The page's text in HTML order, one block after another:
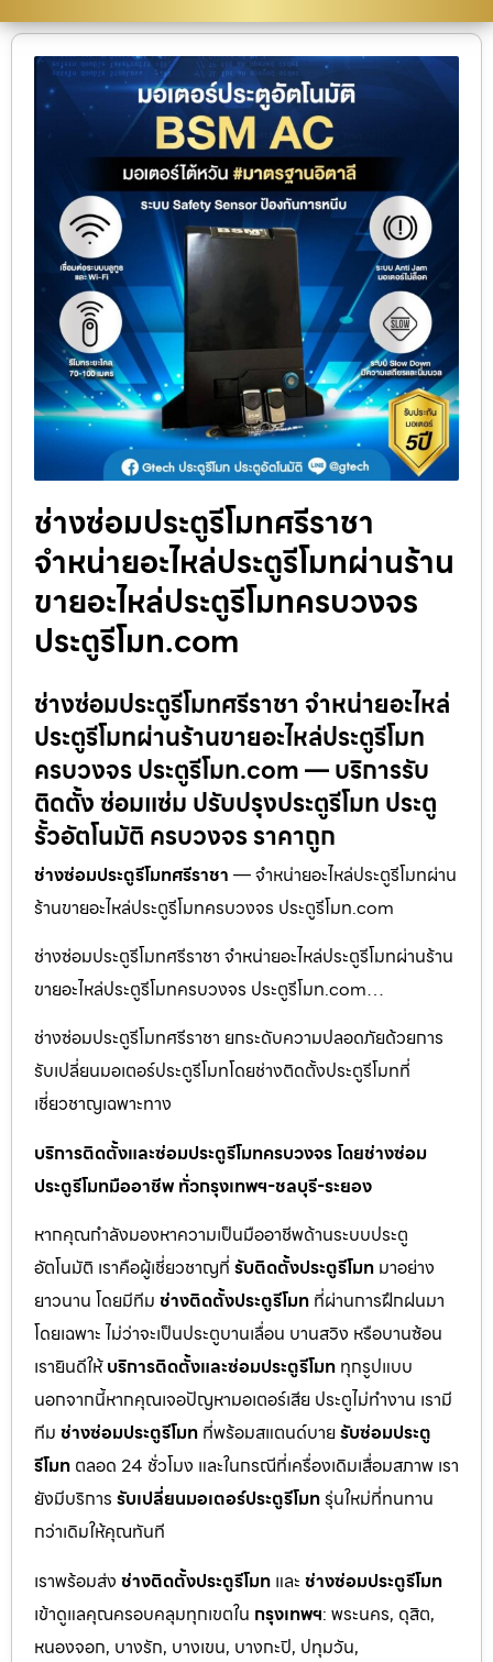
ช่างซ่อมประตูรีโมทศรีราชา
จำหน่ายอะไหล่ประตูรีโมทผ่านร้าน
ขายอะไหล่ประตูรีโมทครบวงจร
ประตูรีโมท.com
ช่างซ่อมประตูรีโมทศรีราชา จำหน่ายอะไหล่
ประตูรีโมทผ่านร้านขายอะไหล่ประตูรีโมท
ครบวงจร ประตูรีโมท.com — บริการรับ
ติดตั้ง ซ่อมแซ่ม ปรับปรุงประตูรีโมท ประตู
รั้วอัตโนมัติ ครบวงจร ราคาถูก
ช่างซ่อมประตูรีโมทศรีราชา — จำหน่ายอะไหล่ประตูรีโมทผ่าน
ร้านขายอะไหล่ประตูรีโมทครบวงจร ประตูรีโมท.com
ช่างซ่อมประตูรีโมทศรีราชา จำหน่ายอะไหล่ประตูรีโมทผ่านร้าน
ขายอะไหล่ประตูรีโมทครบวงจร ประตูรีโมท.com…
ช่างซ่อมประตูรีโมทศรีราชา ยกระดับความปลอดภัยด้วยการ
รับเปลี่ยนมอเตอร์ประตูรีโมทโดยช่างติดตั้งประตูรีโมทที่
เชี่ยวชาญเฉพาะทาง
บริการติดตั้งและซ่อมประตูรีโมทครบวงจร โดยช่างซ่อม
ประตูรีโมทมืออาชีพ ทั่วกรุงเทพฯ-ชลบุรี-ระยอง
หากคุณกำลังมองหาความเป็นมืออาชีพด้านระบบประตู
อัตโนมัติ เราคือผู้เชี่ยวชาญที่ รับติดตั้งประตูรีโมท มาอย่าง
ยาวนาน โดยมีทีม ช่างติดตั้งประตูรีโมท ที่ผ่านการฝึกฝนมา
โดยเฉพาะ ไม่ว่าจะเป็นประตูบานเลื่อน บานสวิง หรือบานซ้อน
เรายินดีให้บริการติดตั้งและซ่อมประตูรีโมท ทุกรูปแบบ
นอกจากนี้หากคุณเจอปัญหามอเตอร์เสีย ประตูไม่ทำงาน เรามี
ทีม ช่างซ่อมประตูรีโมท ที่พร้อมสแตนด์บาย รับซ่อมประตู
รีโมท ตลอด 24 ชั่วโมง และในกรณีที่เครื่องเดิมเสื่อมสภาพ เรา
ยังมีบริการ รับเปลี่ยนมอเตอร์ประตูรีโมทรุ่นใหม่ที่ทนทาน
กว่าเดิมให้คุณทันที
เราพร้อมส่ง ช่างติดตั้งประตูรีโมท และ ช่างซ่อมประตูรีโมท
เข้าดูแลคุณครอบคลุมทุกเขตใน กรุงเทพฯ: พระนคร, ดุสิต,
หนองจอก, บางรัก, บางเขน, บางกะปิ, ปทุมวัน,